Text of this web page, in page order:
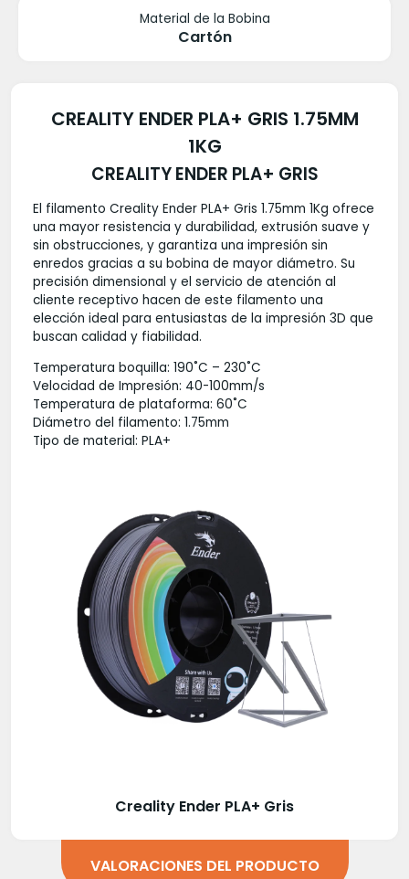
Material de la Bobina
Cartón
CREALITY ENDER PLA+ GRIS 1.75MM
1KG
CREALITY ENDER PLA+ GRIS
El filamento Creality Ender PLA+ Gris 1.75mm 1Kg ofrece
una mayor resistencia y durabilidad, extrusión suave y
sin obstrucciones, y garantiza una impresión sin
enredos gracias a su bobina de mayor diámetro. Su
precisión dimensional y el servicio de atención al
cliente receptivo hacen de este filamento una
elección ideal para entusiastas de la impresión 3D que
buscan calidad y fiabilidad.
Temperatura boquilla: 190˚C – 230˚C
Velocidad de Impresión: 40-100mm/s
Temperatura de plataforma: 60˚C
Diámetro del filamento: 1.75mm
Tipo de material: PLA+
Creality Ender PLA+ Gris
VALORACIONES DEL PRODUCTO